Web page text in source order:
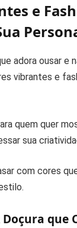
e
adora ousar e
vibrantes e
quem quer
sua
com cores
Doçura que